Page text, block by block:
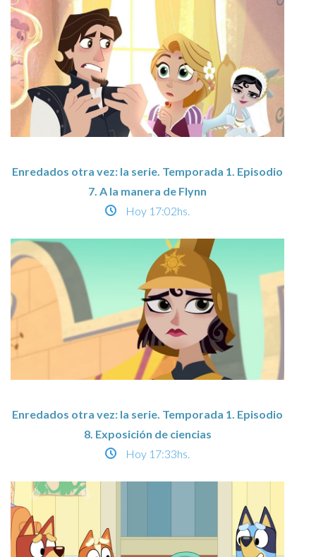
Enredados otra vez: la serie. Temporada 1. Episodio
7. A la manera de Flynn
Hoy 17:02hs.
Enredados otra vez: la serie. Temporada 1. Episodio
8. Exposición de ciencias
Hoy 17:33hs.